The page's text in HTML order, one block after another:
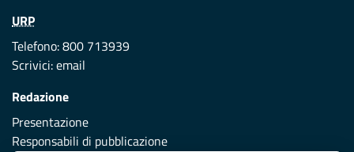
URP
Telefono: 800 713939
Scrivici:email
Redazione
Presentazione
Responsabili di pubblicazione